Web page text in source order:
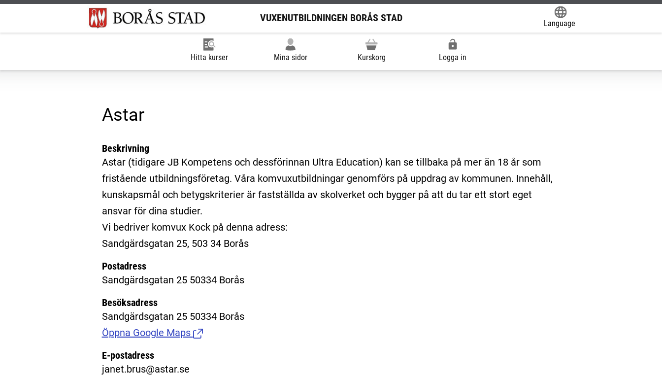
VUXENUTBILDNINGEN BORÅS STAD
Language
Hitta kurser Mina sidor Kurskorg Logga in
Astar
Beskrivning
Astar (tidigare JB Kompetens och dessförinnan Ultra Education) kan se tillbaka på mer än 18 år som
fristående utbildningsföretag. Våra komvuxutbildningar genomförs på uppdrag av kommunen. Innehåll,
kunskapsmål och betygskriterier är fastställda av skolverket och bygger på att du tar ett stort eget
ansvar för dina studier.
Vi bedriver komvux Kock på denna adress:
Sandgärdsgatan 25, 503 34 Borås
Postadress
Sandgärdsgatan 25 50334 Borås
Besöksadress
Sandgärdsgatan 25 50334 Borås
Öppna Google Maps (Länk till extern sida.)
E-postadress
janet.brus@astar.se